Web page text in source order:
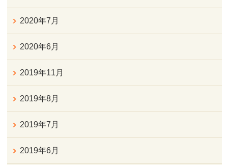
2020年7月
2020年6月
2019年11月
2019年8月
2019年7月
2019年6月